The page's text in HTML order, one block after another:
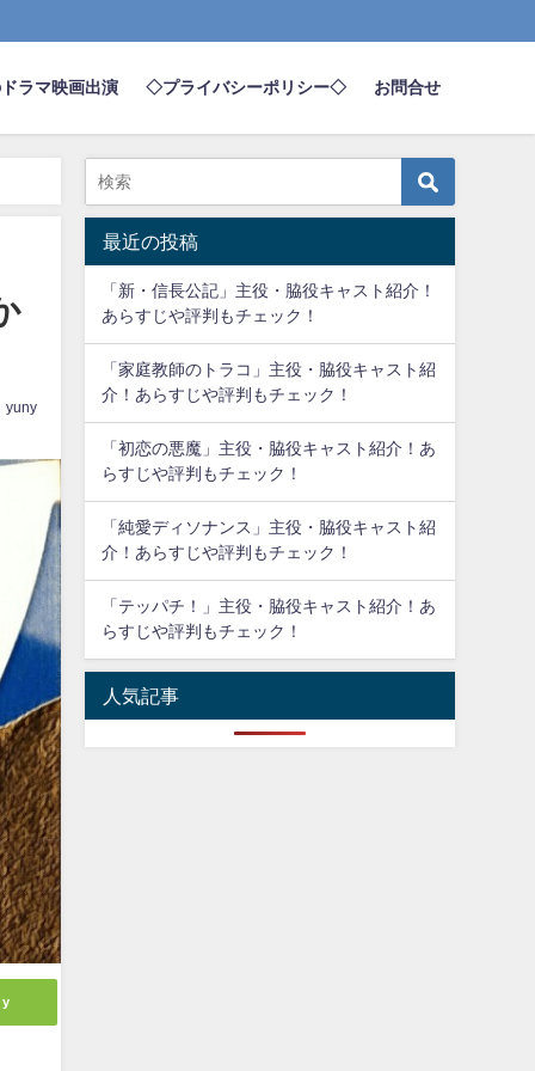
ラマ映画出演 ◇プライバシーポリシー◇ お問合せ
yuny
最近の投稿
「新・信長公記」主役・脇役キャスト紹介！
あらすじや評判もチェック！
「家庭教師のトラコ」主役・脇役キャスト紹
介！あらすじや評判もチェック！
「初恋の悪魔」主役・脇役キャスト紹介！あ
らすじや評判もチェック！
「純愛ディソナンス」主役・脇役キャスト紹
介！あらすじや評判もチェック！
「テッパチ！」主役・脇役キャスト紹介！あ
らすじや評判もチェック！
人気記事